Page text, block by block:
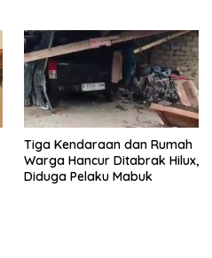
Tiga Kendaraan dan Rumah
Warga Hancur Ditabrak Hilux,
Diduga Pelaku Mabuk